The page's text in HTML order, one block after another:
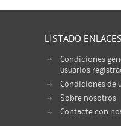
LISTADO ENLACES
Condiciones
usuarios
Condiciones de
Sobre nosotros
Contacte con